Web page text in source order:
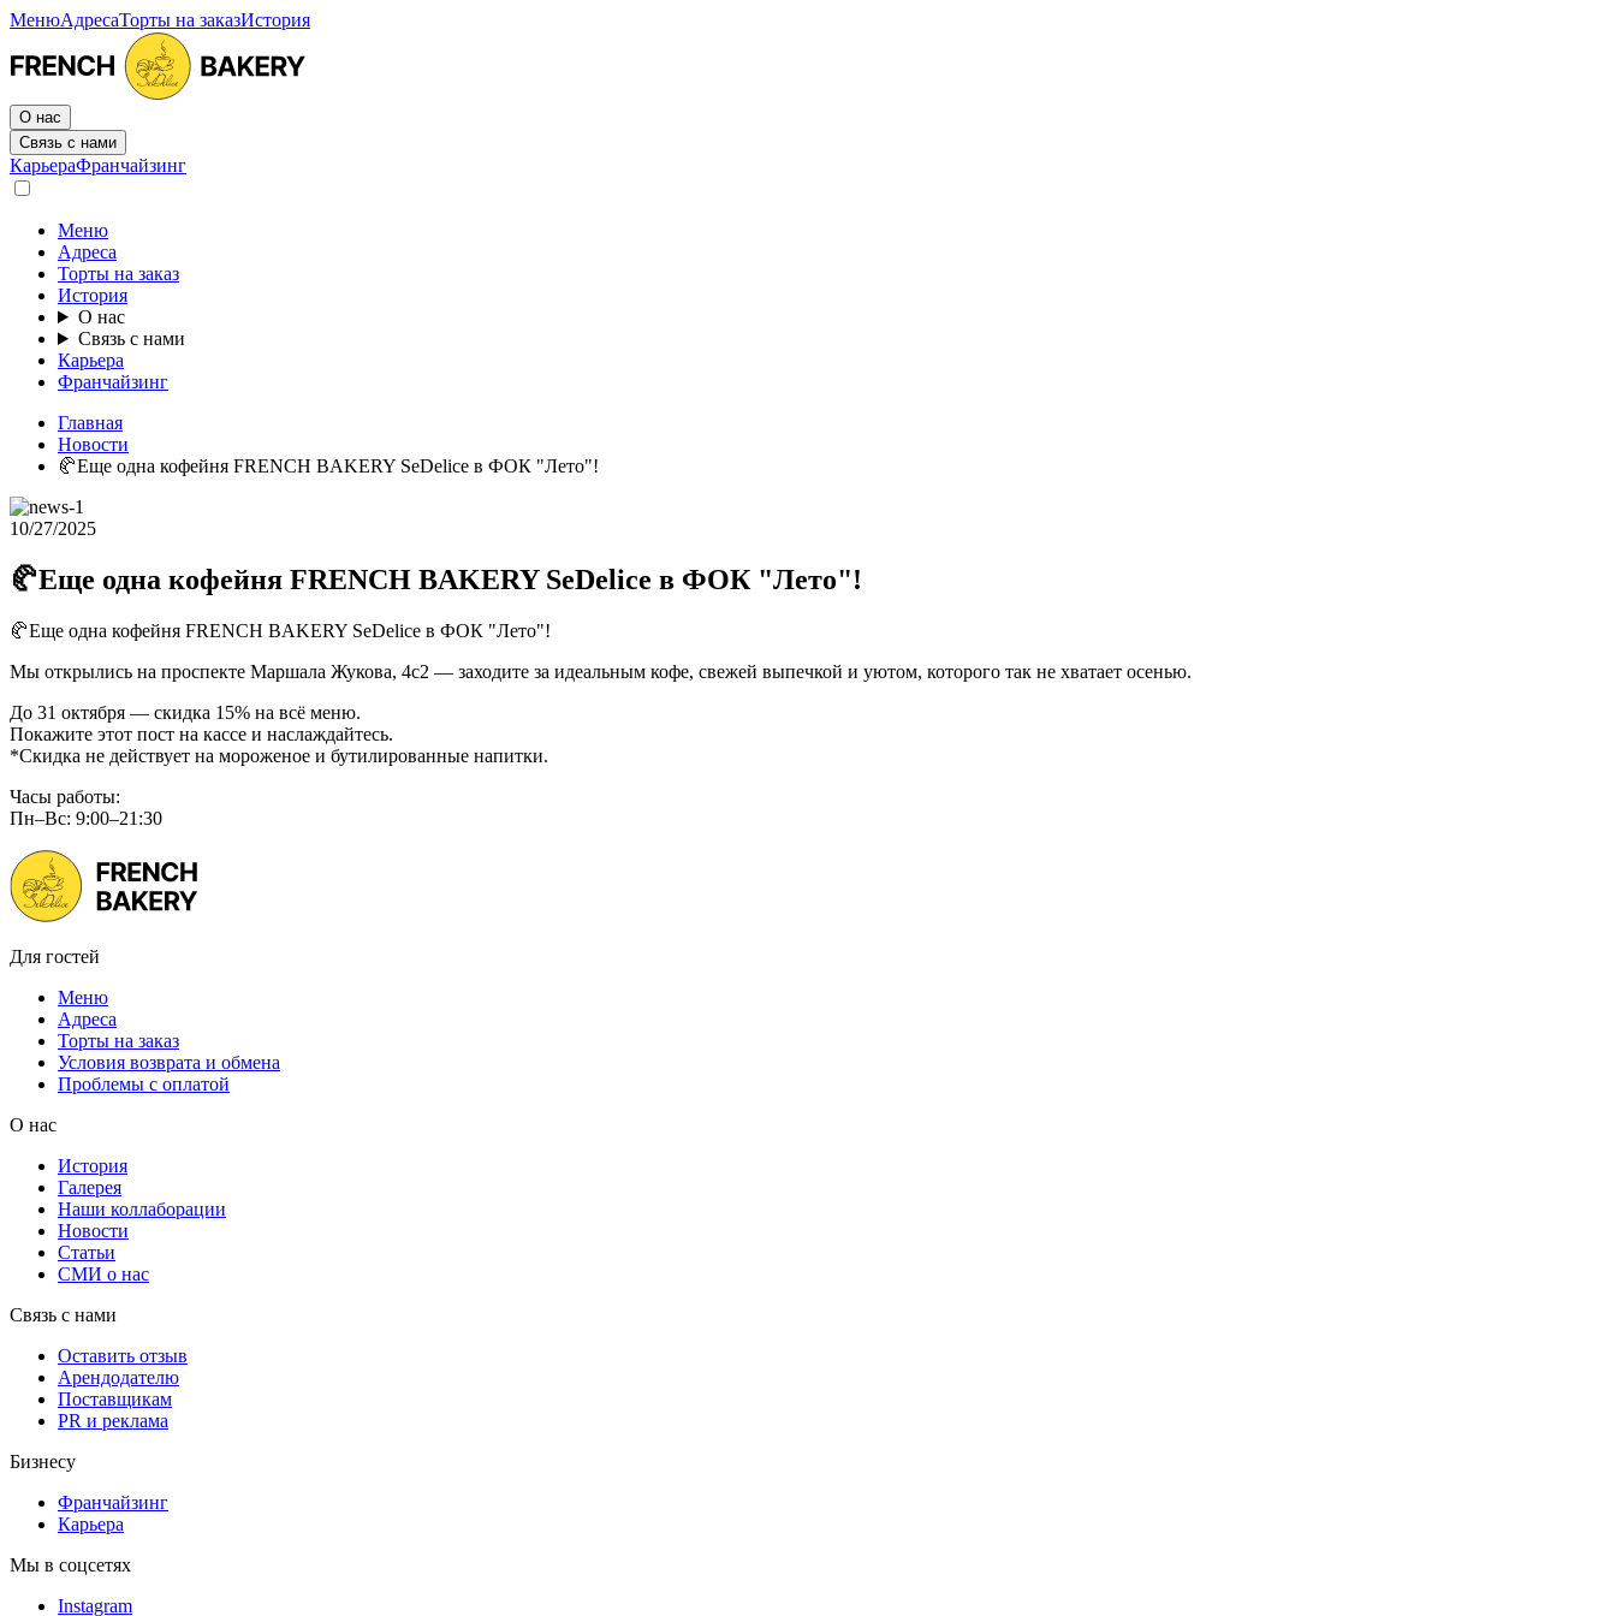
МенюАдресаТорты на заказИстория
О нас
Связь с нами
КарьераФранчайзинг
Меню
Адреса
Торты на заказ
История
О нас
Связь с нами
Карьера
Франчайзинг
Главная
Новости
🥐Еще одна кофейня FRENCH BAKERY SeDelice в ФОК "Лето"!
10/27/2025
🥐Еще одна кофейня FRENCH BAKERY SeDelice в ФОК "Лето"!
🥐Еще одна кофейня FRENCH BAKERY SeDelice в ФОК "Лето"!
Мы открылись на проспекте Маршала Жукова, 4с2 — заходите за идеальным кофе, свежей выпечкой и уютом, которого так не хватает осенью.
До 31 октября — скидка 15% на всё меню.
Покажите этот пост на кассе и наслаждайтесь.
*Скидка не действует на мороженое и бутилированные напитки.
Часы работы:
Пн–Вс: 9:00–21:30
Для гостей
Меню
Адреса
Торты на заказ
Условия возврата и обмена
Проблемы с оплатой
О нас
История
Галерея
Наши коллаборации
Новости
Статьи
СМИ о нас
Связь с нами
Оставить отзыв
Арендодателю
Поставщикам
PR и реклама
Бизнесу
Франчайзинг
Карьера
Мы в соцсетях
Instagram